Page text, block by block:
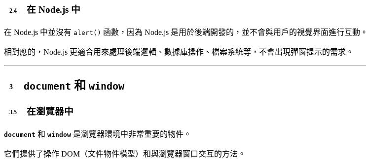
在 Node.js 中
在 Node.js 中並沒有 alert() 函數，因為 Node.js 是用於後端開發的，並不會與用戶的視覺界面進行互動。
相對應的，Node.js 更適合用來處理後端邏輯、數據庫操作、檔案系統等，不會出現彈窗提示的需求。
document 和 window
在瀏覽器中
document 和 window 是瀏覽器環境中非常重要的物件。
它們提供了操作 DOM（文件物件模型）和與瀏覽器窗口交互的方法。